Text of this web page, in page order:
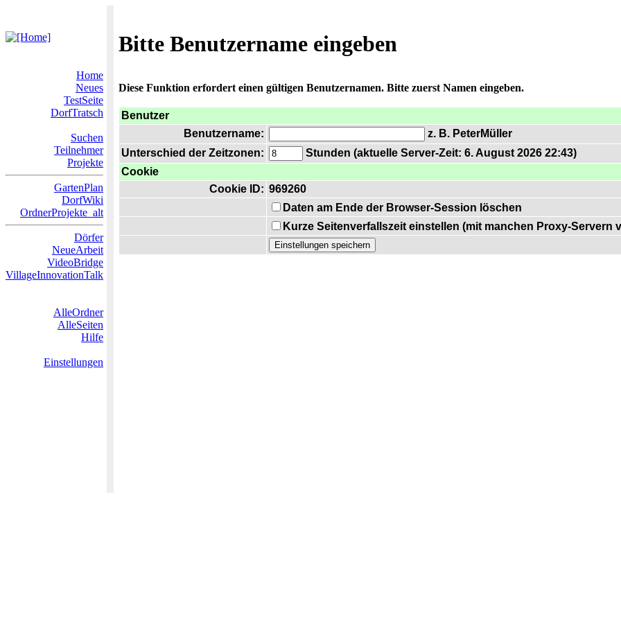
Bitte Benutzername eingeben
Home
Neues
TestSeite
DorfTratsch
Suchen
Teilnehmer
Projekte
GartenPlan
DorfWiki
OrdnerProjekte_alt
Dörfer
NeueArbeit
VideoBridge
VillageInnovationTalk
AlleOrdner
AlleSeiten
Hilfe
Einstellungen
Diese Funktion erfordert einen gültigen Benutzernamen. Bitte zuerst Namen eingeben.
Benutzer
Benutzername:
z. B. PeterMüller
Unterschied der Zeitzonen:
Stunden (aktuelle Server-Zeit: 6. August 2026 22:43)
Cookie
Cookie ID: 969260
Daten am Ende der Browser-Session löschen
Kurze Seitenverfallszeit einstellen (mit manchen Proxy-Servern